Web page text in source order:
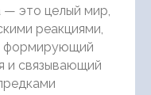
— это целый мир,
реакциями,
формирующий
и связывающий